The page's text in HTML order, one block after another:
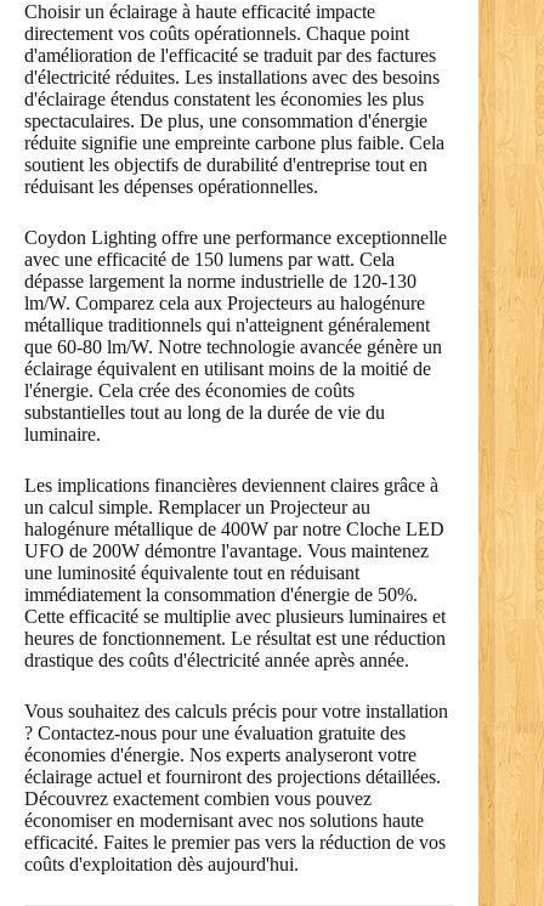
Choisir un éclairage à haute efficacité impacte
directement vos coûts opérationnels. Chaque point
d'amélioration de l'efficacité se traduit par des factures
d'électricité réduites. Les installations avec des besoins
d'éclairage étendus constatent les économies les plus
spectaculaires. De plus, une consommation d'énergie
réduite signifie une empreinte carbone plus faible. Cela
soutient les objectifs de durabilité d'entreprise tout en
réduisant les dépenses opérationnelles.
Coydon Lighting offre une performance exceptionnelle
avec une efficacité de 150 lumens par watt. Cela
dépasse largement la norme industrielle de 120-130
lm/W. Comparez cela aux Projecteurs au halogénure
métallique traditionnels qui n'atteignent généralement
que 60-80 lm/W. Notre technologie avancée génère un
éclairage équivalent en utilisant moins de la moitié de
l'énergie. Cela crée des économies de coûts
substantielles tout au long de la durée de vie du
luminaire.
Les implications financières deviennent claires grâce à
un calcul simple. Remplacer un Projecteur au
halogénure métallique de 400W par notre Cloche LED
UFO de 200W démontre l'avantage. Vous maintenez
une luminosité équivalente tout en réduisant
immédiatement la consommation d'énergie de 50%.
Cette efficacité se multiplie avec plusieurs luminaires et
heures de fonctionnement. Le résultat est une réduction
drastique des coûts d'électricité année après année.
Vous souhaitez des calculs précis pour votre installation
? Contactez-nous pour une évaluation gratuite des
économies d'énergie. Nos experts analyseront votre
éclairage actuel et fourniront des projections détaillées.
Découvrez exactement combien vous pouvez
économiser en modernisant avec nos solutions haute
efficacité. Faites le premier pas vers la réduction de vos
coûts d'exploitation dès aujourd'hui.